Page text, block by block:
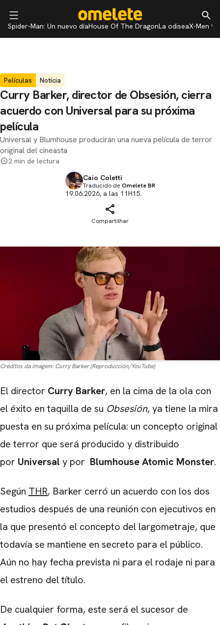
Spider-Man: Un nuevo díaHouse Of The DragonLa odiseaX-Men 97
Películas Notícia
Curry Barker, director de Obsesión, cierra
acuerdo con Universal para su próxima
película
Universal y Blumhouse producirán una nueva película de terror
original del cineasta
2 min de lectura
Caio Coletti
Traducido deOmelete BR
19.06.2026, a las 11H15.
Compartilhar
Créditos da imagem: Curry Barker (Reproducción/YouTube)
El director Curry Barker, en la cima de la ola con
el éxito en taquilla de su Obsesión, ya tiene la mira
puesta en su próxima película: un concepto original
de terror que será producido y distribuido
por Universal y por Blumhouse Atomic Monster.
Según THR, Barker cerró un acuerdo con los dos
estudios después de una reunión con ejecutivos en
la que presentó el concepto del largometraje, que
todavía se mantiene en secreto para el público.
Aún no hay fecha prevista ni para el rodaje ni para
el estreno del título.
De cualquier forma, este será el sucesor de